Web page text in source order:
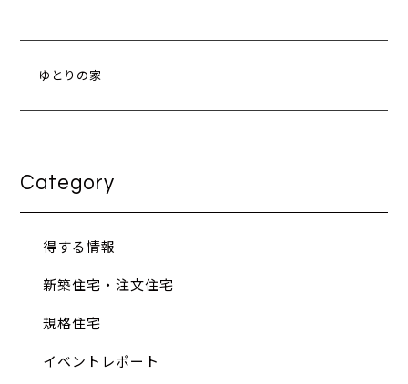
ゆとりの家
Category
得する情報
新築住宅・注文住宅
規格住宅
イベントレポート